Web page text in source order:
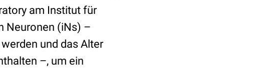
am Institut für
Neuronen (iNs) –
und das Alter
–, um ein